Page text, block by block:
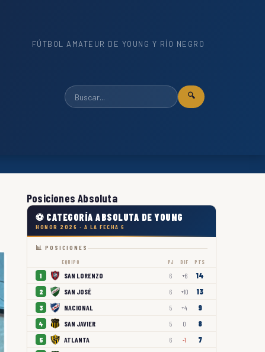
FÚTBOL AMATEUR DE YOUNG Y RÍO NEGRO
🔍
Posiciones Absoluta
⚽ CATEGORÍA ABSOLUTA DE YOUNG
HONOR 2026 · A LA FECHA 6
📊 POSICIONES
EQUIPO PJ DIF PTS
1 SAN LORENZO 6 +6 14
2 SAN JOSÉ 6 +10 13
3 NACIONAL 5 +4 9
4 SAN JAVIER 5 0 8
5 ATLANTA 6 -1 7